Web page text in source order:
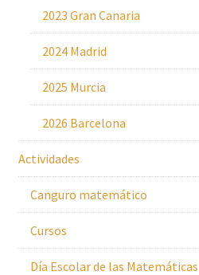
2023 Gran Canaria
2024 Madrid
2025 Murcia
2026 Barcelona
Actividades
Canguro matemático
Cursos
Día Escolar de las Matemáticas